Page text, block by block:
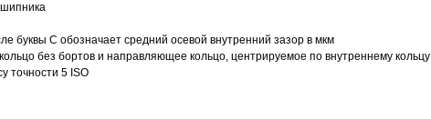
буквы С обозначает средний осевой внутренний зазор в мкм
без бортов и направляющее кольцо, центрируемое по внутреннему кольцу
точности 5 ISO